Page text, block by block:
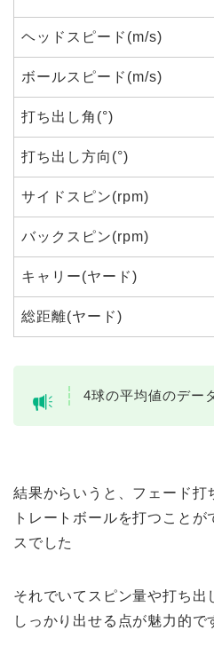
ヘッドスピード(m/s)
ボールスピード(m/s)
打ち出し角(°)
打ち出し方向(°)
サイドスピン(rpm)
バックスピン(rpm)
キャリー(ヤード)
総距離(ヤード)
4球の平均値のデー
結果からいうと、フェード打
トレートボールを打つこと
スでした
それでいてスピン量や打ち出
しっかり出せる点が魅力的で